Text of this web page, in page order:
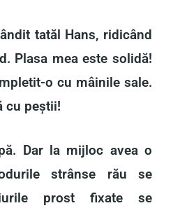
tatăl Hans, ridicând
Plasa mea este solidă!
o cu mâinile sale.
cu peștii!
Dar la mijloc avea o
strânse rău se
prost fixate se